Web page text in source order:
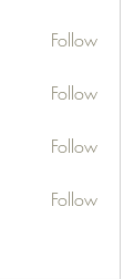
Follow
Follow
Follow
Follow